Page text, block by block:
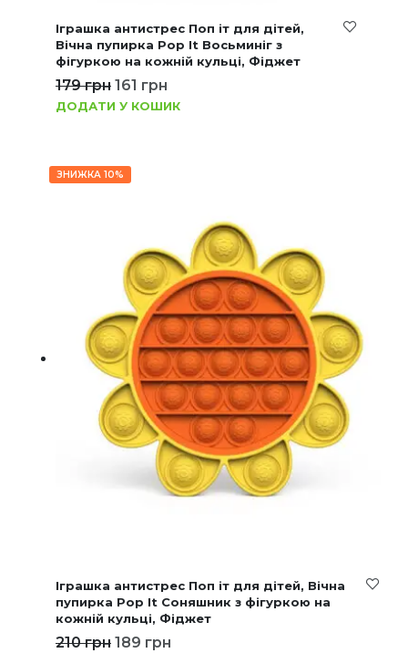
Іграшка антистрес Поп іт для дітей,
Вічна пупирка Pop It Восьминіг з
фігуркою на кожній кульці, Фіджет
179грн 161 грн
ДОДАТИ У КОШИК
ЗНИЖКА 10%
Іграшка антистрес Поп іт для дітей, Вічна
пупирка Pop It Соняшник з фігуркою на
кожній кульці, Фіджет
210грн 189 грн